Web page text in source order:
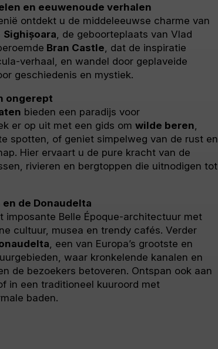
en eeuwenoude verhalen
ontdekt u de middeleeuwse charme van
Sighișoara , de geboorteplaats van Vlad
Bran Castle , dat de inspiratie
verhaal, en wandel door geplaveide
geschiedenis en mystiek.
ongerept
bieden een paradijs voor
er op uit met een gids om wilde beren
spotten, of geniet simpelweg van de rust en
Hier ervaart u de pure kracht van de
rivieren en bergtoppen die uitnodigen tot
de Donaudelta
imposante Belle Époque-architectuur met
cultuur, musea en trendy cafés. Verder
, een van Europa’s grootste en
waar kronkelende kanalen en
de bezoekers betoveren. Ontspan ook aan
in een traditioneel kuuroord met
baden.